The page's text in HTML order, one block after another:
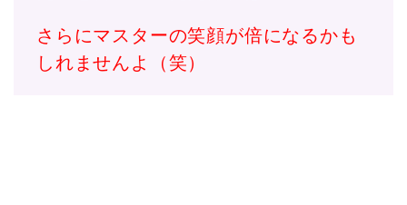
さらにマスターの笑顔が倍になるかも
しれませんよ（笑）